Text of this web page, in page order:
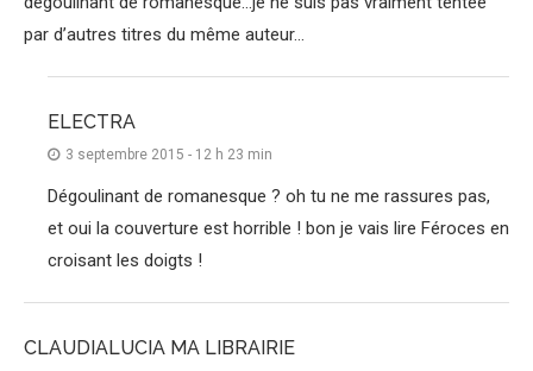
par d’autres titres du même auteur…
ELECTRA
3 septembre 2015 - 12 h 23 min
Dégoulinant de romanesque ? oh tu ne me rassures pas,
et oui la couverture est horrible ! bon je vais lire Féroces en
croisant les doigts !
CLAUDIALUCIA MA LIBRAIRIE